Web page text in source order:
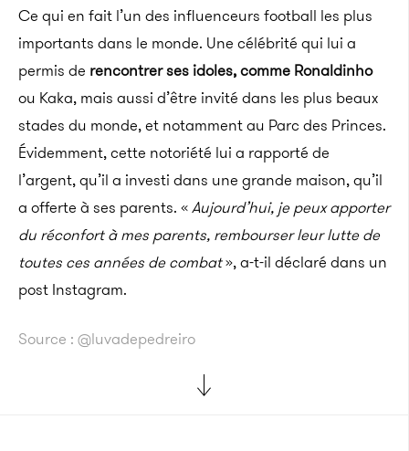
Ce qui en fait l’un des influenceurs football les plus
importants dans le monde. Une célébrité qui lui a
permis de rencontrer ses idoles, comme Ronaldinho
ou Kaka, mais aussi d’être invité dans les plus beaux
stades du monde, et notamment au Parc des Princes.
Évidemment, cette notoriété lui a rapporté de
l’argent, qu’il a investi dans une grande maison, qu’il
a offerte à ses parents. «Aujourd’hui, je peux apporter
du réconfort à mes parents, rembourser leur lutte de
toutes ces années de combat», a-t-il déclaré dans un
post Instagram.
Source : @luvadepedreiro